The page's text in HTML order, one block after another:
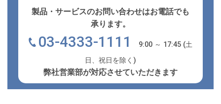
製品・サービスのお問い合わせはお電話でも
承ります。
03-4333-1111
9:00 ～ 17:45 (土
日、祝日を除く)
弊社営業部が対応させていただきます